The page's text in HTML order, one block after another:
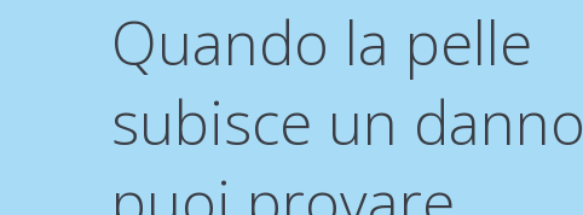
Quando la pelle
subisce un danno